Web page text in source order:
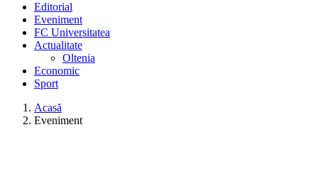
Editorial
Eveniment
FC Universitatea
Actualitate
Oltenia
Economic
Sport
Acasă
Eveniment